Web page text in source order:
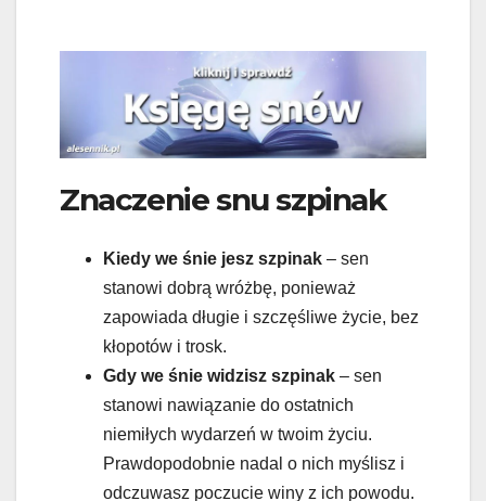
Znaczenie snu szpinak
Kiedy we śnie jesz szpinak – sen
stanowi dobrą wróżbę, ponieważ
zapowiada długie i szczęśliwe życie, bez
kłopotów i trosk.
Gdy we śnie widzisz szpinak – sen
stanowi nawiązanie do ostatnich
niemiłych wydarzeń w twoim życiu.
Prawdopodobnie nadal o nich myślisz i
odczuwasz poczucie winy z ich powodu.